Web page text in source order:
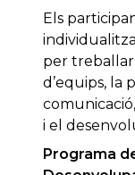
Els
per
d’equips, la
i el
Programa